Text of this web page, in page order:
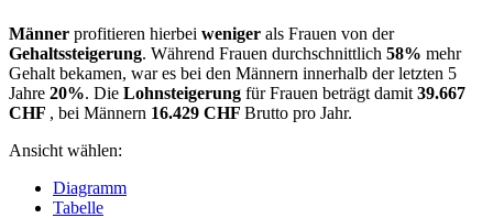
Männer profitieren hierbei weniger als Frauen von der
Gehaltssteigerung. Während Frauen durchschnittlich 58% mehr
Gehalt bekamen, war es bei den Männern innerhalb der letzten 5
Jahre 20%. Die Lohnsteigerung für Frauen beträgt damit 39.667
CHF , bei Männern 16.429 CHF Brutto pro Jahr.
Ansicht wählen:
Diagramm
Tabelle